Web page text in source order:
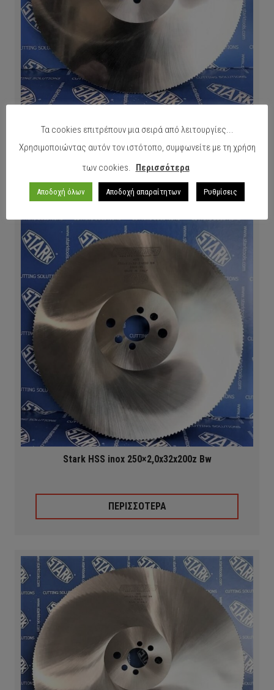
ΠΕΡΙΣΣΟΤΕΡΑ
Stark HSS inox 250×2,0x32x200z Bw
ΠΕΡΙΣΣΟΤΕΡΑ
Τα cookies επιτρέπουν μια σειρά από λειτουργίες...
Χρησιμοποιώντας αυτόν τον ιστότοπο, συμφωνείτε με τη χρήση
των cookies.
Περισσότερα
Αποδοχή όλων Αποδοχή απαραίτητων Ρυθμίσεις